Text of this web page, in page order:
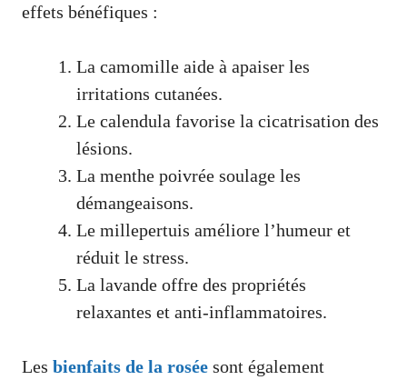
effets bénéfiques :
La camomille aide à apaiser les
irritations cutanées.
Le calendula favorise la cicatrisation des
lésions.
La menthe poivrée soulage les
démangeaisons.
Le millepertuis améliore l’humeur et
réduit le stress.
La lavande offre des propriétés
relaxantes et anti-inflammatoires.
Les bienfaits de la rosée sont également